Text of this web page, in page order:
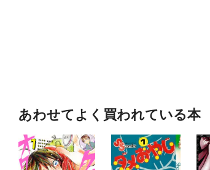
あわせてよく買われている本